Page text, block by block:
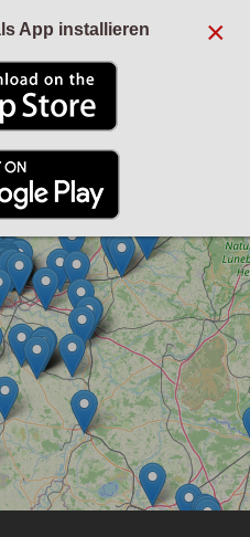
×
App installieren